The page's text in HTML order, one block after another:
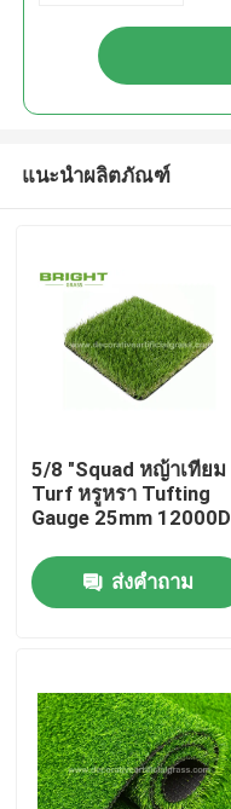
บ้าน
เกี่ยวกับเรา
แนะนำผลิตภัณฑ์
5/8 "Squad หญ้าเทียม
Turf หรูหรา Tufting
Gauge 25mm 12000D
ส่งคำถาม